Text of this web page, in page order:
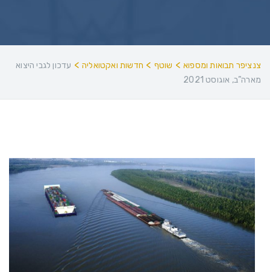
צנציפר תבואות ומספוא > שוטף > חדשות ואקטואליה > עדכון לגבי היצוא
מארה”ב, אוגוסט 2021